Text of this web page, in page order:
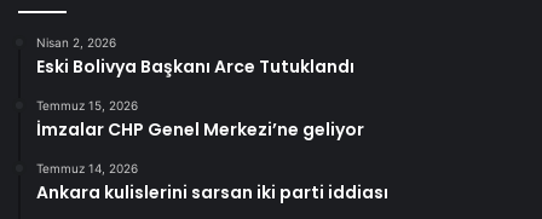
Nisan 2, 2026
Eski Bolivya Başkanı Arce Tutuklandı
Temmuz 15, 2026
İmzalar CHP Genel Merkezi’ne geliyor
Temmuz 14, 2026
Ankara kulislerini sarsan iki parti iddiası